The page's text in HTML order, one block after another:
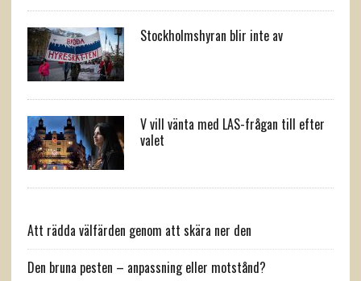
Stockholmshyran blir inte av
V vill vänta med LAS-frågan till efter
valet
Att rädda välfärden genom att skära ner den
Den bruna pesten – anpassning eller motstånd?